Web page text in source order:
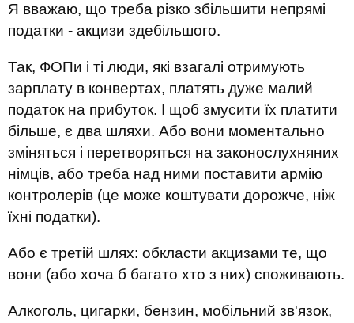
Я вважаю, що треба різко збільшити непрямі
податки - акцизи здебільшого.
Так, ФОПи і ті люди, які взагалі отримують
зарплату в конвертах, платять дуже малий
податок на прибуток. І щоб змусити їх платити
більше, є два шляхи. Або вони моментально
зміняться і перетворяться на законослухняних
німців, або треба над ними поставити армію
контролерів (це може коштувати дорожче, ніж
їхні податки).
Або є третій шлях: обкласти акцизами те, що
вони (або хоча б багато хто з них) споживають.
Алкоголь, цигарки, бензин, мобільний зв'язок,